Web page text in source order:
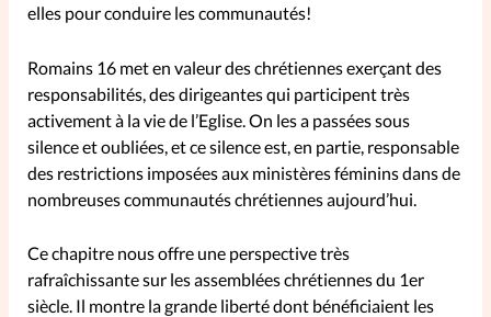
elles pour conduire les communautés!
Romains 16 met en valeur des chrétiennes exerçant des
responsabilités, des dirigeantes qui participent très
activement à la vie de l’Eglise. On les a passées sous
silence et oubliées, et ce silence est, en partie, responsable
des restrictions imposées aux ministères féminins dans de
nombreuses communautés chrétiennes aujourd’hui.
Ce chapitre nous offre une perspective très
rafraîchissante sur les assemblées chrétiennes du 1er
siècle. Il montre la grande liberté dont bénéficiaient les